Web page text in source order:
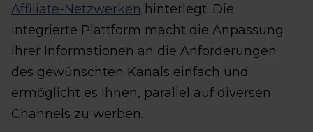
Affiliate-Netzwerken hinterlegt. Die
integrierte Plattform macht die Anpassung
Ihrer Informationen an die Anforderungen
des gewünschten Kanals einfach und
ermöglicht es Ihnen, parallel auf diversen
Channels zu werben.